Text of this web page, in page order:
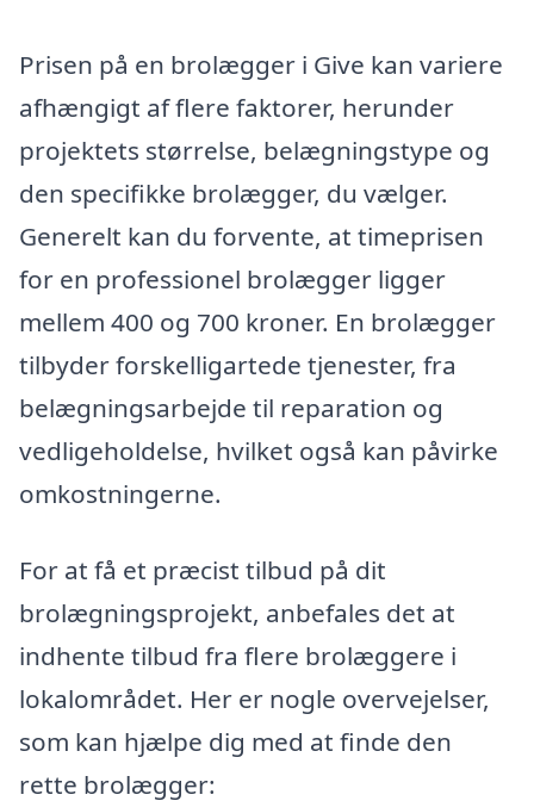
Prisen på en brolægger i Give kan variere
afhængigt af flere faktorer, herunder
projektets størrelse, belægningstype og
den specifikke brolægger, du vælger.
Generelt kan du forvente, at timeprisen
for en professionel brolægger ligger
mellem 400 og 700 kroner. En brolægger
tilbyder forskelligartede tjenester, fra
belægningsarbejde til reparation og
vedligeholdelse, hvilket også kan påvirke
omkostningerne.
For at få et præcist tilbud på dit
brolægningsprojekt, anbefales det at
indhente tilbud fra flere brolæggere i
lokalområdet. Her er nogle overvejelser,
som kan hjælpe dig med at finde den
rette brolægger: